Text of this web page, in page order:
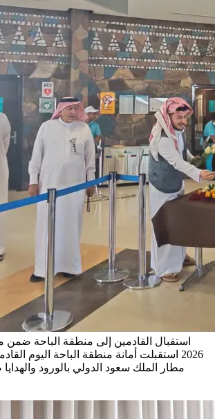
استقبال القادمين إلى منطقة الباحة ضمن
2026 استقبلت أمانة منطقة الباحة اليوم
مطار الملك سعود الدولي بالورود